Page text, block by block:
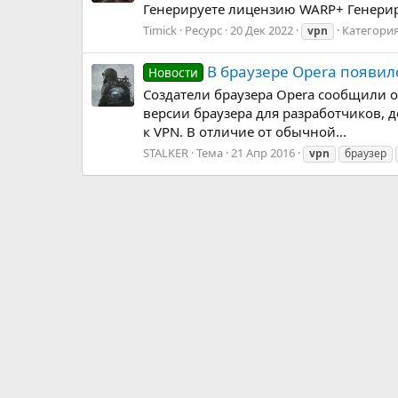
Генерируете лицензию WARP+
Timick Ресурс 20 Дек 2022 vpn
Новости В браузере Opera
Создатели браузера Opera сообщили
версии браузера для
к VPN. В отличие от обычной...
STALKER Тема 21 Апр 2016 vpn браузер